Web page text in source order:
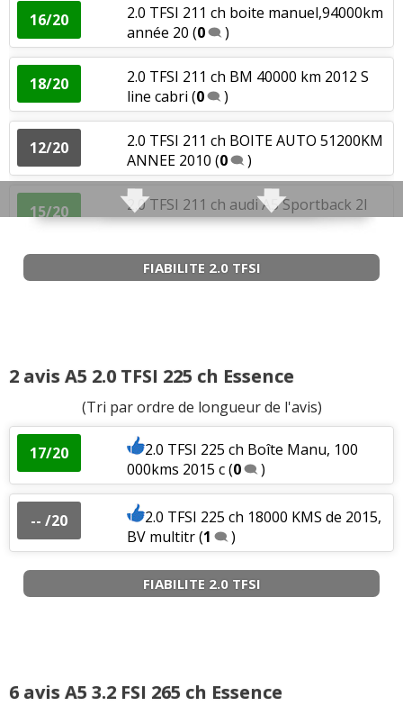
Agrément
aiment
Consommation
:1aime 3n'aiment pas
2.0 TFSI 180 ch 49000
Fiabilité
n'aime pas
Service après vente:1n'aime pas
Puissance moteur et relances:
Agrément 2aiment
16/20
2.0 TFSI 211 ch boite manuel,94000km
année 20 (0 )
18/20
2.0 TFSI 211 ch BM 40000 km 2012 S
line cabri (0 )
12/20
2.0 TFSI 211 ch BOITE AUTO 51200KM
ANNEE 2010 (0 )
15/20
2.0 TFSI 211 ch audi A5 Sportback 2l
tfsi 211(9)
13/20
2.0 TFSI 211 ch 2l TFSI 62000 km auto
Agrément aime
Consommation:3aiment2n'aiment pas
Bruit moteur
n'aime pas
FIABILITE 2.0 TFSI
2 avis A5 2.0 TFSI 225 ch Essence
(Tri par ordre de longueur de l'avis)
17/20
2.0 TFSI 225 ch Boîte Manu, 100
000kms 2015 c(0 )
-- /20
2.0 TFSI 225 ch 18000 KMS de 2015,
BV multitr(1 )
FIABILITE 2.0 TFSI
6 avis A5 3.2 FSI 265 ch Essence